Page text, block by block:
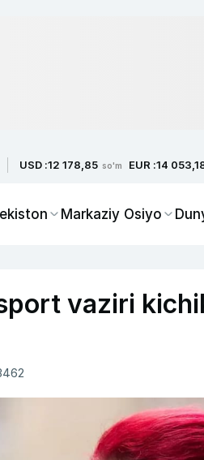
USD :12 178,85 so'm EUR :14
Markaziy Osiyo
vaziri